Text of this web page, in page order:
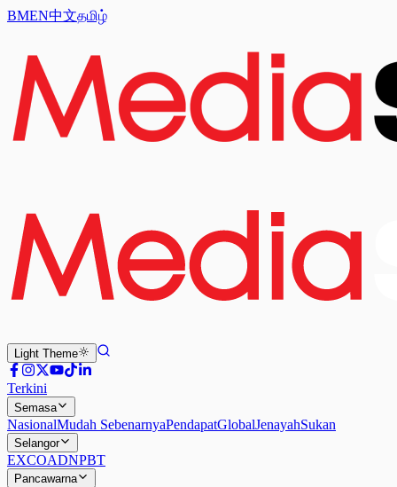
BMEN中文தமிழ்
Light Theme
Terkini
Semasa
NasionalMudah SebenarnyaPendapatGlobalJenayahSukan
Selangor
EXCOADNPBT
Pancawarna